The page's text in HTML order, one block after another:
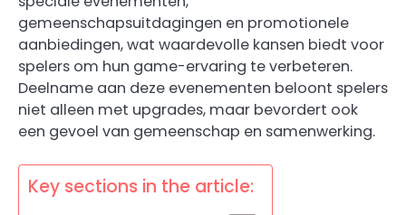
gemeenschapsuitdagingen en promotionele
aanbiedingen, wat waardevolle kansen biedt voor
spelers om hun game-ervaring te verbeteren.
Deelname aan deze evenementen beloont spelers
niet alleen met upgrades, maar bevordert ook
een gevoel van gemeenschap en samenwerking.
Key sections in the article: